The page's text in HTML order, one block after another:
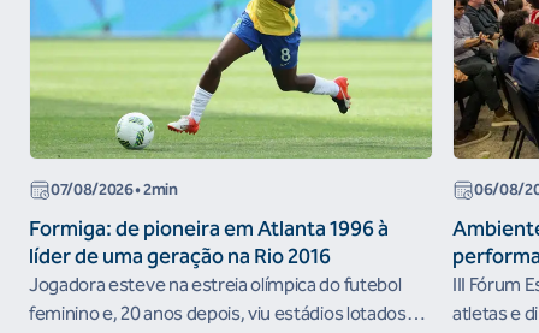
07/08/2026• 2min
Formiga: de pioneira em Atlanta 1996 à
líder de uma geração na Rio 2016
Jogadora esteve na estreia olímpica do futebol
feminino e, 20 anos depois, viu estádios lotados
06/08/
III Fórum
atletas e